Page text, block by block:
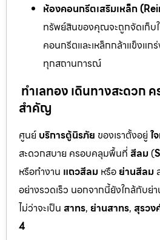
ห้องคอนกรีตเสริมเหล็ก
ทรัพย์สินของคุณจะถูกจัดเก็บ
คอนกรีตและเหล็กกล้าแข็งแก
ทุกสถานการณ์
ทำเลทอง เดินทางสะดวก
สำคัญ
ศูนย์ บริการตู้นิรภัย ของเราตั้งอยู่ ใ
สะดวกสบาย ครอบคลุมพื้นที่ สีลม(
หรือทำงาน แถวสีลม หรือย่านสีลม
อย่างรวดเร็ว นอกจากนี้ยังใกล้กับ
ไม่ว่าจะเป็น สาทร, ย่านสาทร, สุรวง
4